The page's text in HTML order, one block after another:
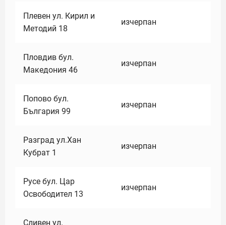
Плевен ул. Кирил и
Методий 18
изчерпан
Пловдив бул.
Македония 46
изчерпан
Попово бул.
България 99
изчерпан
Разград ул.Хан
Кубрат 1
изчерпан
Русе бул. Цар
Освободител 13
изчерпан
Сливен ул.